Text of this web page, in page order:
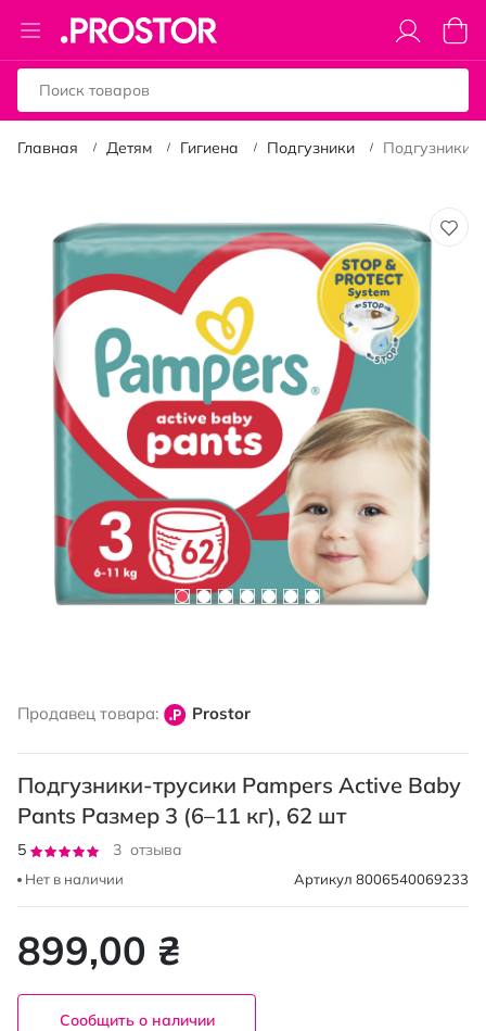
Toggle
Nav
Моя
Главная Детям Гигиена Подгузники Подгузники-
перейти
галереям
изображений
началу
изображений
Продавец товара: Prostor
Подгузники-трусики Pampers Active Baby
Pants Размер 3 (6–11 кг), 62 шт
Рейтинг:
5
3 отзыва
Нет в наличии Артикул 8006540069233
899,00 ₴
Сообщить о наличии